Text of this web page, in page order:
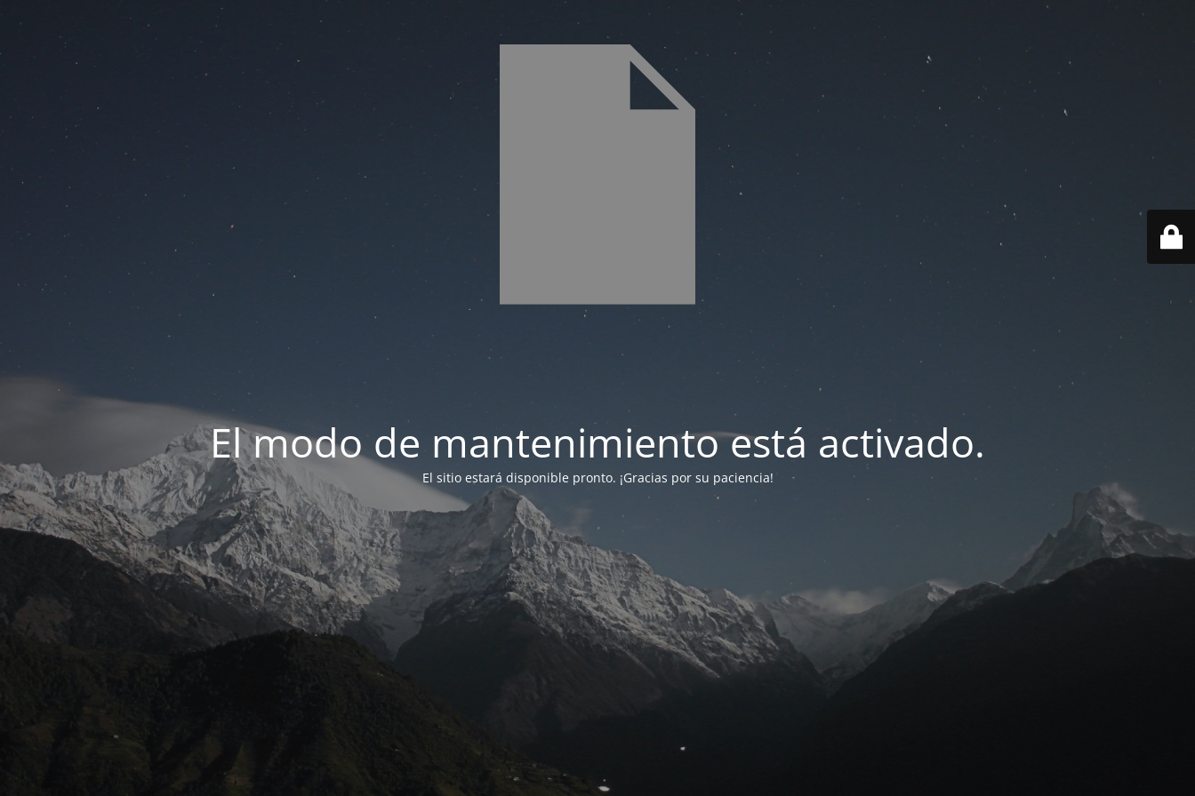
El modo de mantenimiento está activado.
El sitio estará disponible pronto. ¡Gracias por su paciencia!